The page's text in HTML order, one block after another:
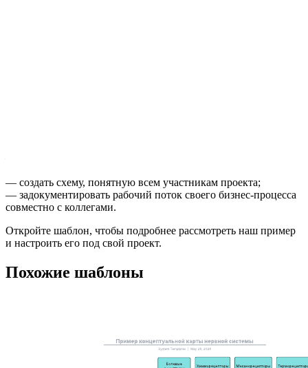
— создать схему, понятную всем участникам проекта;
— задокументировать рабочий поток своего бизнес-процесса
совместно с коллегами.
Откройте шаблон, чтобы подробнее рассмотреть наш пример
и настроить его под свой проект.
Похожие шаблоны